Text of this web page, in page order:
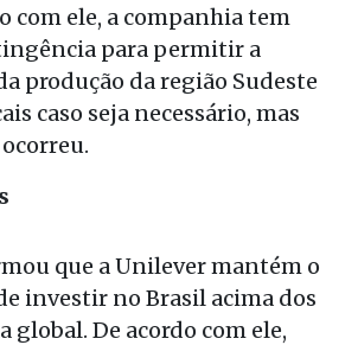
com ele, a companhia tem
para permitir a
produção da região Sudeste
caso seja necessário, mas
que a Unilever mantém o
investir no Brasil acima dos
global. De acordo com ele,